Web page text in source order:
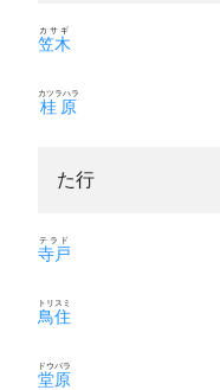
笠木
カサギ
桂原
カツラハラ
た行
寺戸
テラド
鳥住
トリスミ
堂原
ドウバラ